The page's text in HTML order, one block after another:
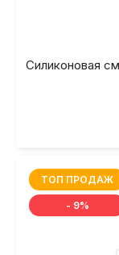
Силиконовая
ТОП ПРОДАЖ
- 9%